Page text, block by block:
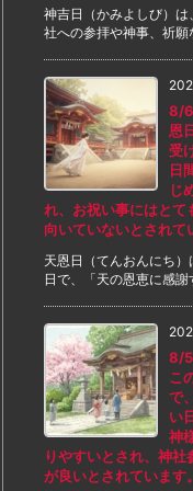
神吉日（かみよしび）
社への参拝や神事、祈願
8/6
恩
受
日
じ
れ、お祝い事にはとて
向いていないとされて
天恩日（てんおんにち
日で、「天の恩恵に感謝
8/5
こ
で
い
神
りやすいとされ、神
が良いとされています。